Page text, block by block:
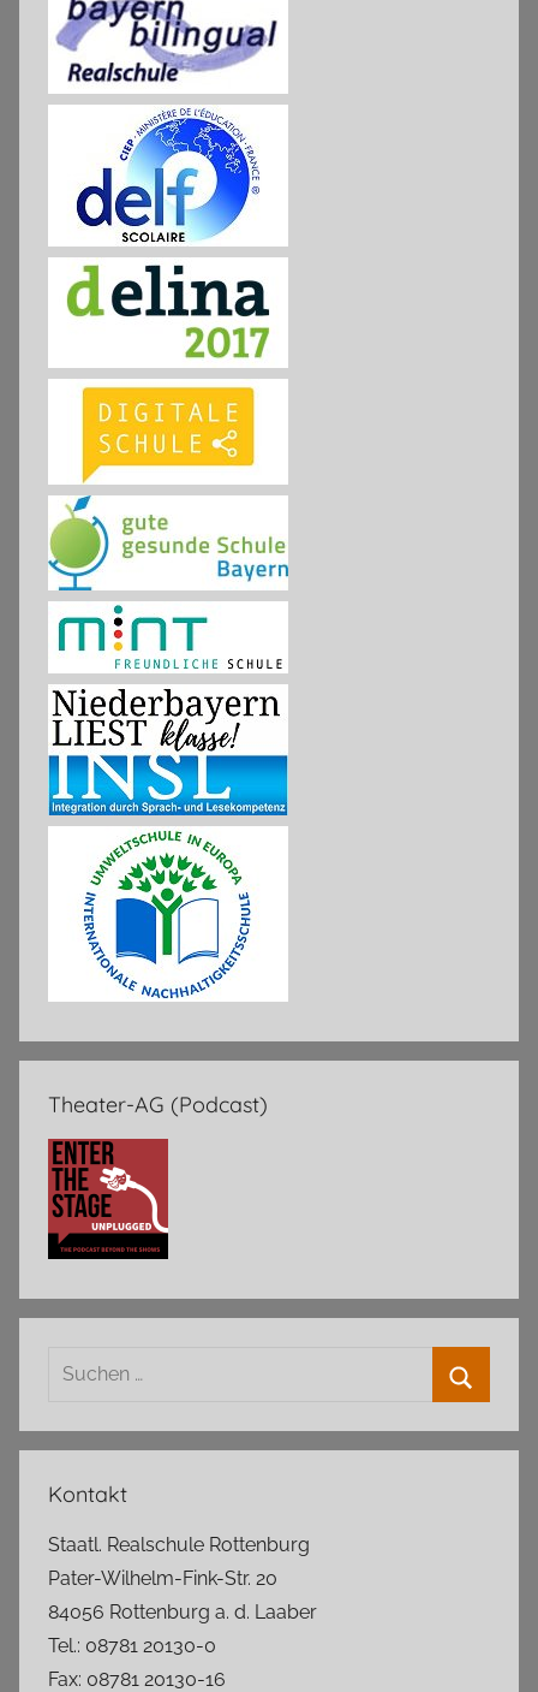
Theater-AG (Podcast)
Suchen
Kontakt
Staatl. Realschule Rottenburg
Pater-Wilhelm-Fink-Str. 20
84056 Rottenburg a. d. Laaber
Tel.: 08781 20130-0
Fax: 08781 20130-16